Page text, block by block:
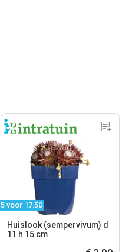
5 voor 17.50
Huislook (sempervivum) d
11 h 15 cm